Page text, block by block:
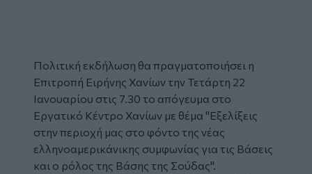
Πολιτική εκδήλωση θα πραγματοποιήσει η
Επιτροπή Ειρήνης Χανίων την Τετάρτη 22
Ιανουαρίου στις 7.30 το απόγευμα στο
Εργατικό Κέντρο Χανίων με θέμα "Εξελίξεις
στην περιοχή μας στο φόντο της νέας
ελληνοαμερικάνικης συμφωνίας για τις Βάσεις
και ο ρόλος της Βάσης της Σούδας".